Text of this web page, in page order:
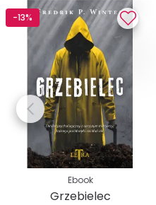
-13%
Ebook
Grzebielec